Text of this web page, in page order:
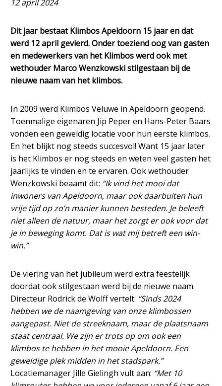
12 april 2024
Dit jaar bestaat Klimbos Apeldoorn 15 jaar en dat
werd 12 april gevierd. Onder toeziend oog van gasten
en medewerkers van het Klimbos werd ook met
wethouder Marco Wenzkowski stilgestaan bij de
nieuwe naam van het klimbos.
In 2009 werd Klimbos Veluwe in Apeldoorn geopend.
Toenmalige eigenaren Jip Peper en Hans-Peter Baars
vonden een geweldig locatie voor hun eerste klimbos.
En het blijkt nog steeds succesvol! Want 15 jaar later
is het Klimbos er nog steeds en weten veel gasten het
jaarlijks te vinden en te ervaren. Ook wethouder
Wenzkowski beaamt dit: “Ik vind het mooi dat
inwoners van Apeldoorn, maar ook daarbuiten hun
vrije tijd op zo’n manier kunnen besteden. Je beleeft
niet alleen de natuur, maar het zorgt er ook voor dat
je in beweging komt. Dat is wat mij betreft een win-
win.”
De viering van het jubileum werd extra feestelijk
doordat ook stilgestaan werd bij de nieuwe naam.
Directeur Rodrick de Wolff vertelt: “Sinds 2024
hebben we de naamgeving van onze klimbossen
aangepast. Niet de streeknaam, maar de plaatsnaam
staat centraal. We zijn er trots op om ook een
klimbos te hebben in het mooie Apeldoorn. Een
geweldige plek midden in het stadspark.”
Locatiemanager Jille Gielingh vult aan: “Met 10